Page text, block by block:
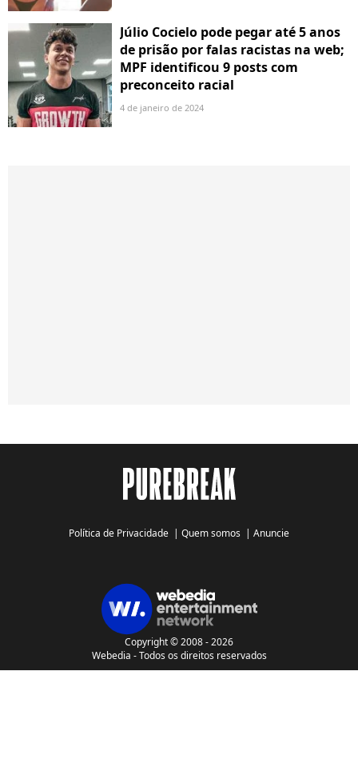
Júlio Cocielo pode pegar até 5 anos
de prisão por falas racistas na web;
MPF identificou 9 posts com
preconceito racial
4 de janeiro de 2024
Política de Privacidade | Quem somos | Anuncie
Copyright © 2008 - 2026
Webedia - Todos os direitos reservados